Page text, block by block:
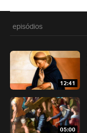
episódios
12:41
05:00